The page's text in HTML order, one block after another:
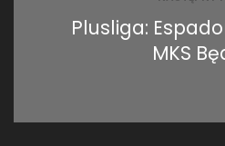
Plusliga:
MKS